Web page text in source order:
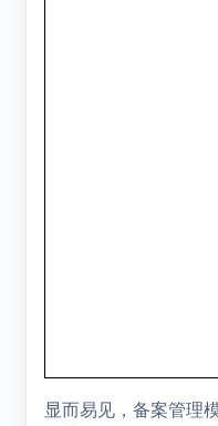
显而易见，备案管理